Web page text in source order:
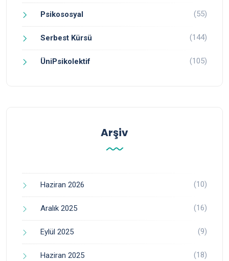
Psikososyal (55)
Serbest Kürsü (144)
ÜniPsikolektif (105)
Arşiv
Haziran 2026 (10)
Aralık 2025 (16)
Eylül 2025 (9)
Haziran 2025 (18)